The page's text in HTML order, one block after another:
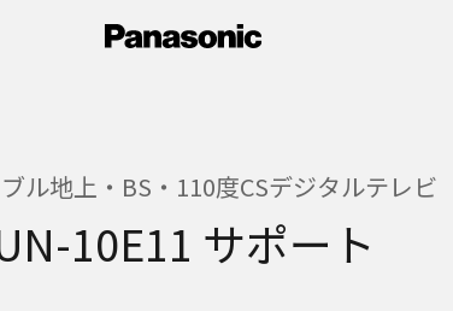
ル地上・BS・110度CSデジタルテレビ
10E11 サポート